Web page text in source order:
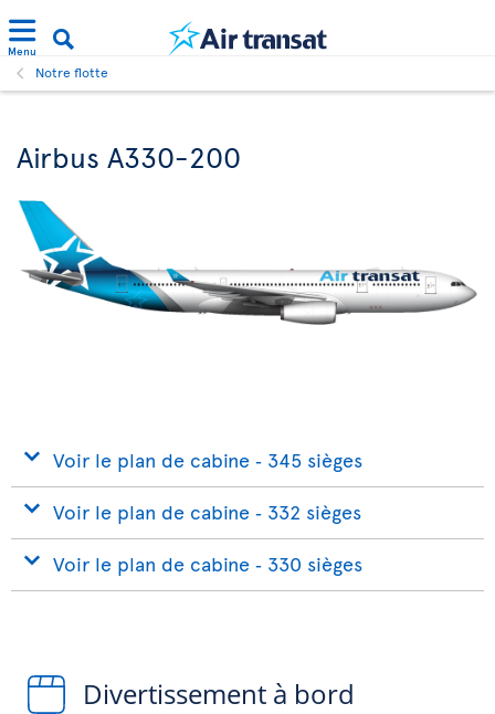
Menu
Notre flotte
Airbus A330-200
Voir le plan de cabine ‐ 345 sièges
Voir le plan de cabine ‐ 332 sièges
Voir le plan de cabine ‐ 330 sièges
Divertissement à bord